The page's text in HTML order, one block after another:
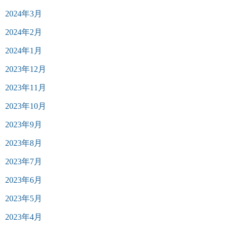
2024年3月
2024年2月
2024年1月
2023年12月
2023年11月
2023年10月
2023年9月
2023年8月
2023年7月
2023年6月
2023年5月
2023年4月